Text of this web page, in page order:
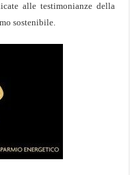
alle testimonianze della
sostenibile.